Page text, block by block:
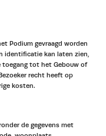
Podium gevraagd worden
identificatie kan laten zien,
toegang tot het Gebouw of
recht heeft op
kosten.
de gegevens met